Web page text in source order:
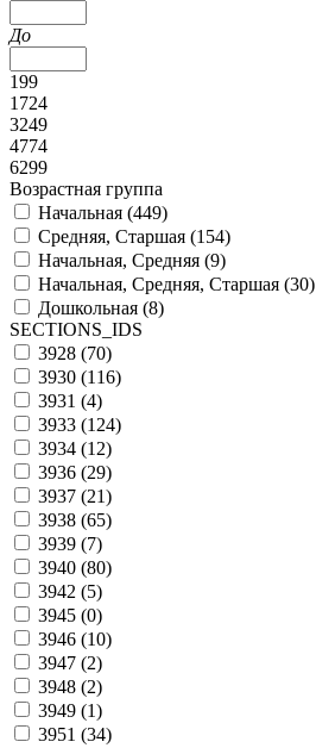
До
199
1724
3249
4774
6299
Возрастная группа
Начальная (449)
Средняя, Старшая (154)
Начальная, Средняя (9)
Начальная, Средняя, Старшая (30)
Дошкольная (8)
SECTIONS_IDS
3928 (70)
3930 (116)
3931 (4)
3933 (124)
3934 (12)
3936 (29)
3937 (21)
3938 (65)
3939 (7)
3940 (80)
3942 (5)
3945 (0)
3946 (10)
3947 (2)
3948 (2)
3949 (1)
3951 (34)